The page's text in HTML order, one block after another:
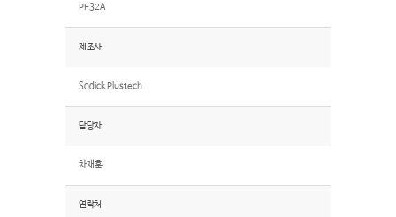
PF32A
제조사
Sodick Plustech
담당자
차재훈
연락처